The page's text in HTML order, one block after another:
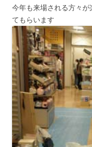
今年も来場される方々
てもらいます